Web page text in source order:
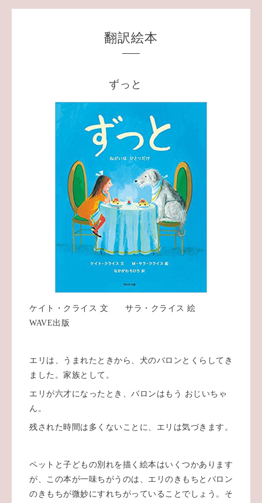
翻訳絵本
ずっと
ケイト・クライス 文 サラ・クライス 絵
WAVE出版
エリは、うまれたときから、犬のバロンとくらしてき
ました。家族として。
エリが六才になったとき、バロンはもう おじいちゃ
ん。
残された時間は多くないことに、エリは気づきます。
ペットと子どもの別れを描く絵本はいくつかあります
が、この本が一味ちがうのは、エリのきもちとバロン
のきもちが微妙にすれちがっていることでしょう。そ